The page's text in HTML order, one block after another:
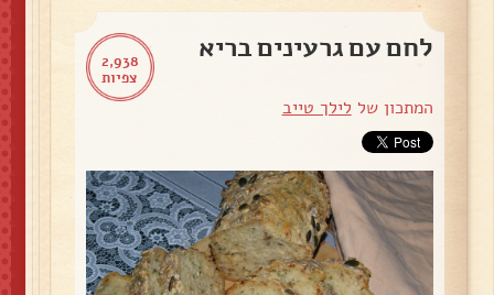
2,938
צפיות
לחם עם גרעינים בריא
המתכון של לילך טייב